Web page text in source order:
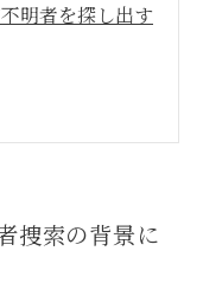
明者を探し出す
探しサービスの
捜索の背景に